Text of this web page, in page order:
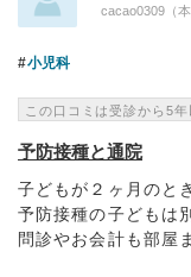
cacao0309（
小児科
この口コミは受診から5年
予防接種と通院
子どもが２ヶ月のと
予防接種の子どもは
問診やお会計も部屋